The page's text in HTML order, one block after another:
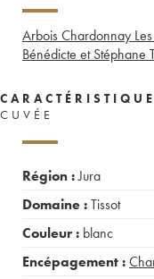
Arbois Chardonnay
Bénédicte et Stéphane
CUVÉE
Région :Jura
Domaine :Tissot
Couleur : blanc
Encépagement :